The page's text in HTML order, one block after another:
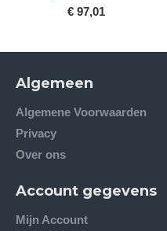
€ 97,01
Algemeen
Algemene Voorwaarden
Privacy
Over ons
Account gegevens
Mijn Account